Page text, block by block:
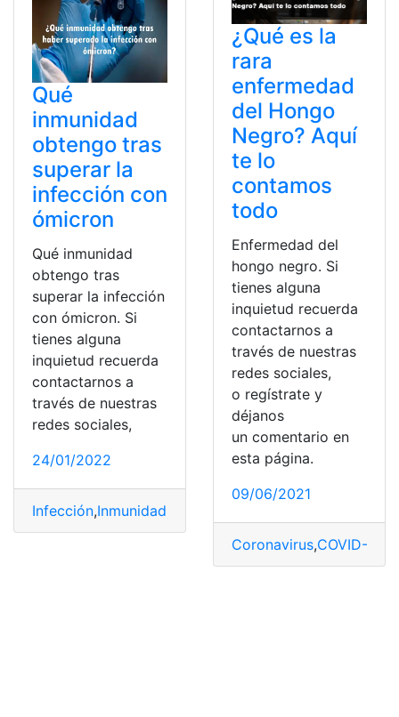
Qué
inmunidad
obtengo tras
superar la
infección con
ómicron
Qué inmunidad
obtengo tras
superar la infección
con ómicron. Si
tienes alguna
inquietud recuerda
contactarnos a
través de nuestras
redes sociales,
24/01/2022
Infección,Inmunidad
¿Qué es la
rara
enfermedad
del Hongo
Negro? Aquí
te lo
contamos
todo
Enfermedad del
hongo negro. Si
tienes alguna
inquietud recuerda
contactarnos a
través de nuestras
redes sociales,
o regístrate y
déjanos
un comentario en
esta página.
09/06/2021
Coronavirus,COVID-19